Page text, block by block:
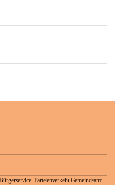
Parteienverkehr Gemeindeamt